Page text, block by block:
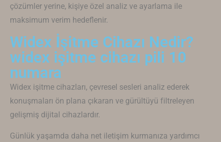
çözümler yerine, kişiye özel analiz ve ayarlama ile
maksimum verim hedeflenir.
Widex İşitme Cihazı Nedir?
widex işitme cihazı pili 10
numara
Widex işitme cihazları, çevresel sesleri analiz ederek
konuşmaları ön plana çıkaran ve gürültüyü filtreleyen
gelişmiş dijital cihazlardır.
Günlük yaşamda daha net iletişim kurmanıza yardımcı